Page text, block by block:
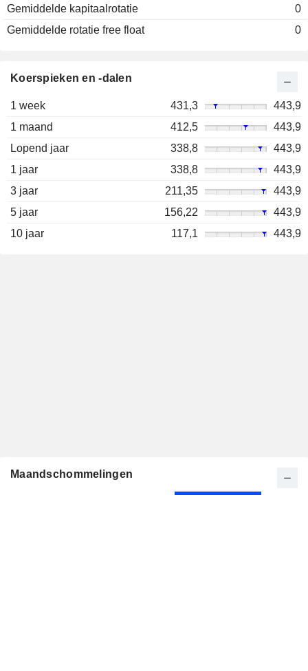
Gemiddelde kapitaalrotatie
0
Gemiddelde rotatie free float
0
Koerspieken en -dalen
1 week 431,3
443,9
1 maand
412,5
443,9
Lopend jaar
338,8
443,9
1 jaar
338,8
443,9
3 jaar
211,35
443,9
5 jaar
156,22
443,9
10 jaar
117,1 443,9
Maandschommelingen